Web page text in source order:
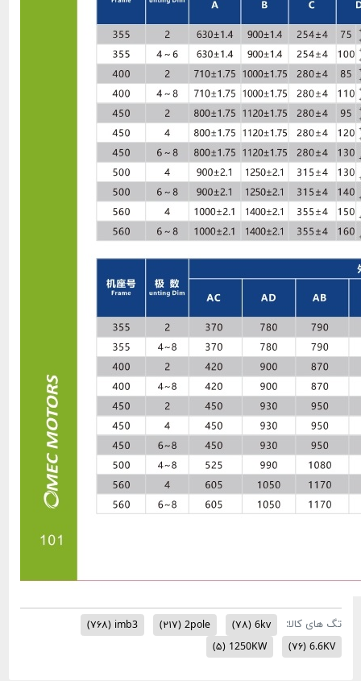
6kv (۷۸) 2pole (۲۱۷) imb3 (۷۶۸)
1250KW (۵)